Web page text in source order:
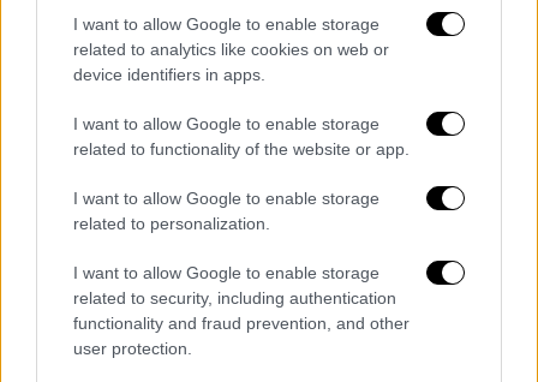
I want to allow Google to enable storage
related to analytics like cookies on web or
device identifiers in apps.
I want to allow Google to enable storage
related to functionality of the website or app.
I want to allow Google to enable storage
related to personalization.
I want to allow Google to enable storage
related to security, including authentication
functionality and fraud prevention, and other
user protection.
Οικονομία|11.12.2021 05:30
Δώρο Χριστουγέννων: Πώς θα
πληρωθούν όσοι ήταν σε αναστολή ή στο
ΣΥΝ-ΕΡΓΑΣΙΑ
Τι θα λάβουν ως δώρο Χριστουγέννων οι
εργαζόμενοι σε αναστολή και σε ενταγμένοι
στο μηχανισμό «Συν-εργασία»